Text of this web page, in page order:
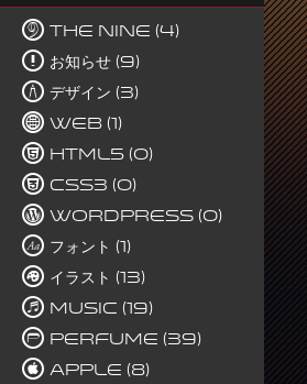
The Nine (4)
お知らせ (9)
デザイン (3)
Web (1)
HTML5 (0)
CSS3 (0)
WordPress (0)
フォント (1)
イラスト (13)
Music (19)
Perfume (39)
Apple (8)